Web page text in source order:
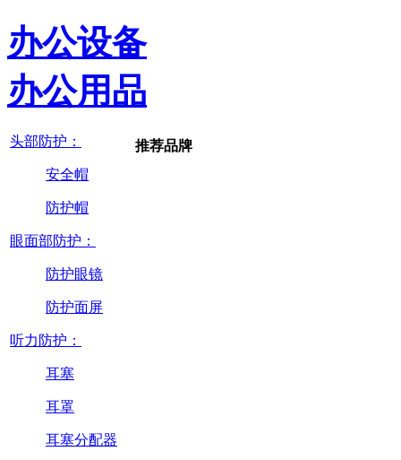
办公设备
办公用品
头部防护：
安全帽
防护帽
眼面部防护：
防护眼镜
防护面屏
听力防护：
耳塞
耳罩
耳塞分配器
推荐品牌